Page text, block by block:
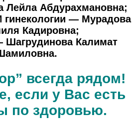
Лейла Абдурахмановна;
гинекологии — Мурадова
Кадировна;
Шагрудинова Калимат
всегда рядом!
если у Вас есть
по здоровью.